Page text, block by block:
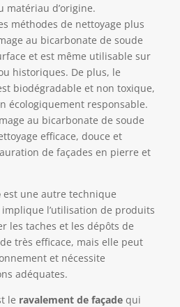
matériau d’origine.
méthodes de nettoyage plus
au bicarbonate de soude
et est même utilisable sur
historiques. De plus, le
biodégradable et non toxique,
écologiquement responsable.
au bicarbonate de soude
efficace, douce et
de façades en pierre et
est une autre technique
l’utilisation de produits
les taches et les dépôts de
très efficace, mais elle peut
et nécessite
adéquates.
le ravalement de façadequi